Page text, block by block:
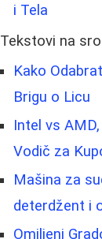
i Tela
Tekstovi na
Kako
Brigu o Licu
Intel vs
Vodič za
Mašina za
deterdžent i
Omiljeni